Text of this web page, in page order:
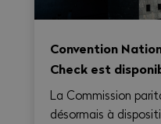
Convention
Check est
La Commission
désormais à